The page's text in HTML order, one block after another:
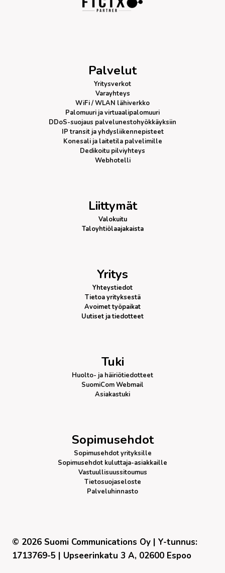
Palvelut
Yritysverkot
Varayhteys
WiFi / WLAN lähiverkko
Palomuuri ja virtuaalipalomuuri
DDoS-suojaus palvelunestohyökkäyksiin
IP transitja yhdysliikennepisteet
Konesali ja laitetila palvelimille
Dedikoitu pilviyhteys
Webhotelli
Liittymät
Valokuitu
Taloyhtiölaajakaista
Yritys
Yhteystiedot
Tietoa yrityksestä
Avoimet työpaikat
Uutiset ja tiedotteet
Tuki
Huolto- ja häiriötiedotteet
SuomiCom Webmail
Asiakastuki
Sopimusehdot
Sopimusehdot yrityksille
Sopimusehdot kuluttaja-asiakkaille
Vastuullisuussitoumus
Tietosuojaseloste
Palveluhinnasto
© 2026 Suomi Communications Oy | Y-tunnus:
1713769-5 | Upseerinkatu 3 A, 02600 Espoo